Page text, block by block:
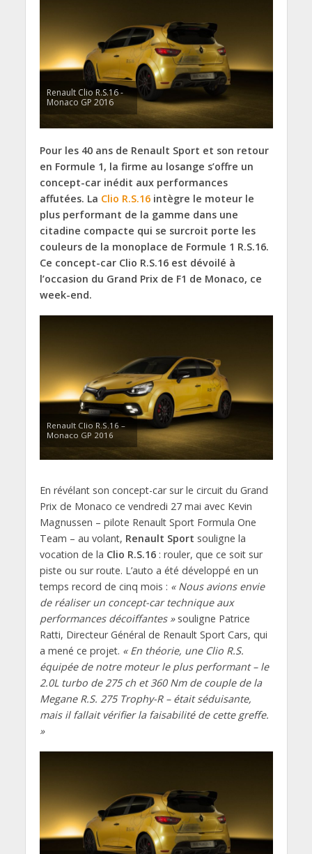
Renault Clio R.S.16 -
Monaco GP 2016
Pour les 40 ans de Renault Sport et son retour
en Formule 1, la firme au losange s’offre un
concept-car inédit aux performances
affutées. La Clio R.S.16intègre le moteur le
plus performant de la gamme dans une
citadine compacte qui se surcroit porte les
couleurs de la monoplace de Formule 1 R.S.16.
Ce concept-car Clio R.S.16 est dévoilé à
l’occasion du Grand Prix de F1 de Monaco, ce
week-end.
Renault Clio R.S.16 –
Monaco GP 2016
En révélant son concept-car sur le circuit du Grand
Prix de Monaco ce vendredi 27 mai avec Kevin
Magnussen – pilote Renault Sport Formula One
Team – au volant, Renault Sport souligne la
vocation de la Clio R.S.16: rouler, que ce soit sur
piste ou sur route. L’auto a été développé en un
temps record de cinq mois : « Nous avions envie
de réaliser un concept-car technique aux
performances décoiffantes »souligne Patrice
Ratti, Directeur Général de Renault Sport Cars, qui
a mené ce projet. « En théorie, une Clio R.S.
équipée de notre moteur le plus performant – le
2.0L turbo de 275 ch et 360 Nm de couple de la
Megane R.S. 275 Trophy-R – était séduisante,
mais il fallait vérifier la faisabilité de cette greffe.
»